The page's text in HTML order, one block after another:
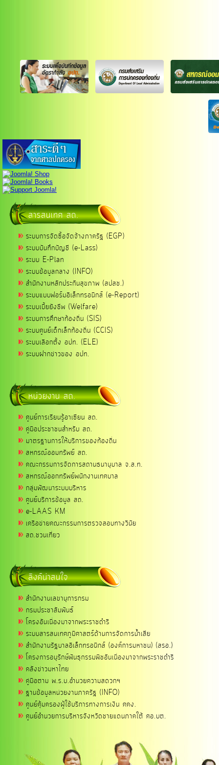
สารสนเทศ สถ.
ระบบการจัดซื้อจัดจ้างภาครัฐ (EGP)
ระบบบันทึกบัญชี (e-Lass)
ระบบ E-Plan
ระบบข้อมูลกลาง (INFO)
สำนักงานหลักประกันสุขภาพ (สปสช.)
ระบบแบบฟอร์มอิเล็กทรอนิกส์ (e-Report)
ระบบเบี้ยยังชีพ (Welfare)
ระบบการศึกษาท้องถิ่น (SIS)
ระบบศูนย์เด็กเล็กท้องถิ่น (CCIS)
ระบบเลือกตั้ง อปท. (ELE)
ระบบฝากข่าวของ อปท.
หน่วยงาน สถ.
ศูนย์การเรียนรู้อาเซียน สถ.
คู่มือประชาชนสำหรับ สถ.
มาตรฐานการให้บริการของท้องถิ่น
สหกรณ์ออมทรัพย์ สถ.
คณะกรรมการจัดการสถานธนานุบาล จ.ส.ท.
สหกรณ์ออกทรัพย์พนักงานเทศบาล
กลุ่มพัฒนาระบบบริหาร
ศูนย์บริการข้อมูล สถ.
e-LAAS KM
เครือข่ายคณะกรรมการตรวจสอบทางวินัย
สถ.ชวนเที่ยว
ลิงค์น่าสนใจ
สำนักงานเลขานุการกรม
กรมประชาสัมพันธ์
โครงอันเนื่องมาจากพระราชดำริ
ระบบสารสนเทศภูมิศาสตร์ด้านการจัดการน้ำเสีย
สำนักงานรัฐบาลอิเล็กทรอนิกส์ (องค์การมหาชน) (สรอ.)
โครงการอนุรักษ์พันธุกรรมพืชอันเนื่องมาจากพระราชดำริ
คลังข่าวมหาไทย
คู่มือตาม พ.ร.บ.อำนวยความสดวกฯ
ฐานข้อมูลหน่วยงานภาครัฐ (INFO)
ศูนย์คุ้มครองผู้ใช้บริการทางการเงิน ศคง.
ศูนย์อำนวยการบริหารจังหวัดชายแดนภาคใต้ ศอ.บต.